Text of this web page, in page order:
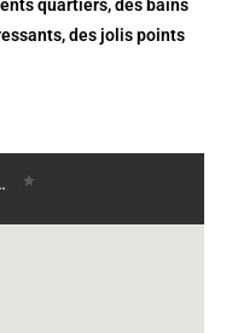
quartiers, des bains
des jolis points